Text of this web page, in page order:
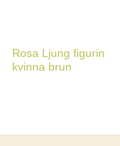
Rosa Ljung figurin
kvinna brun